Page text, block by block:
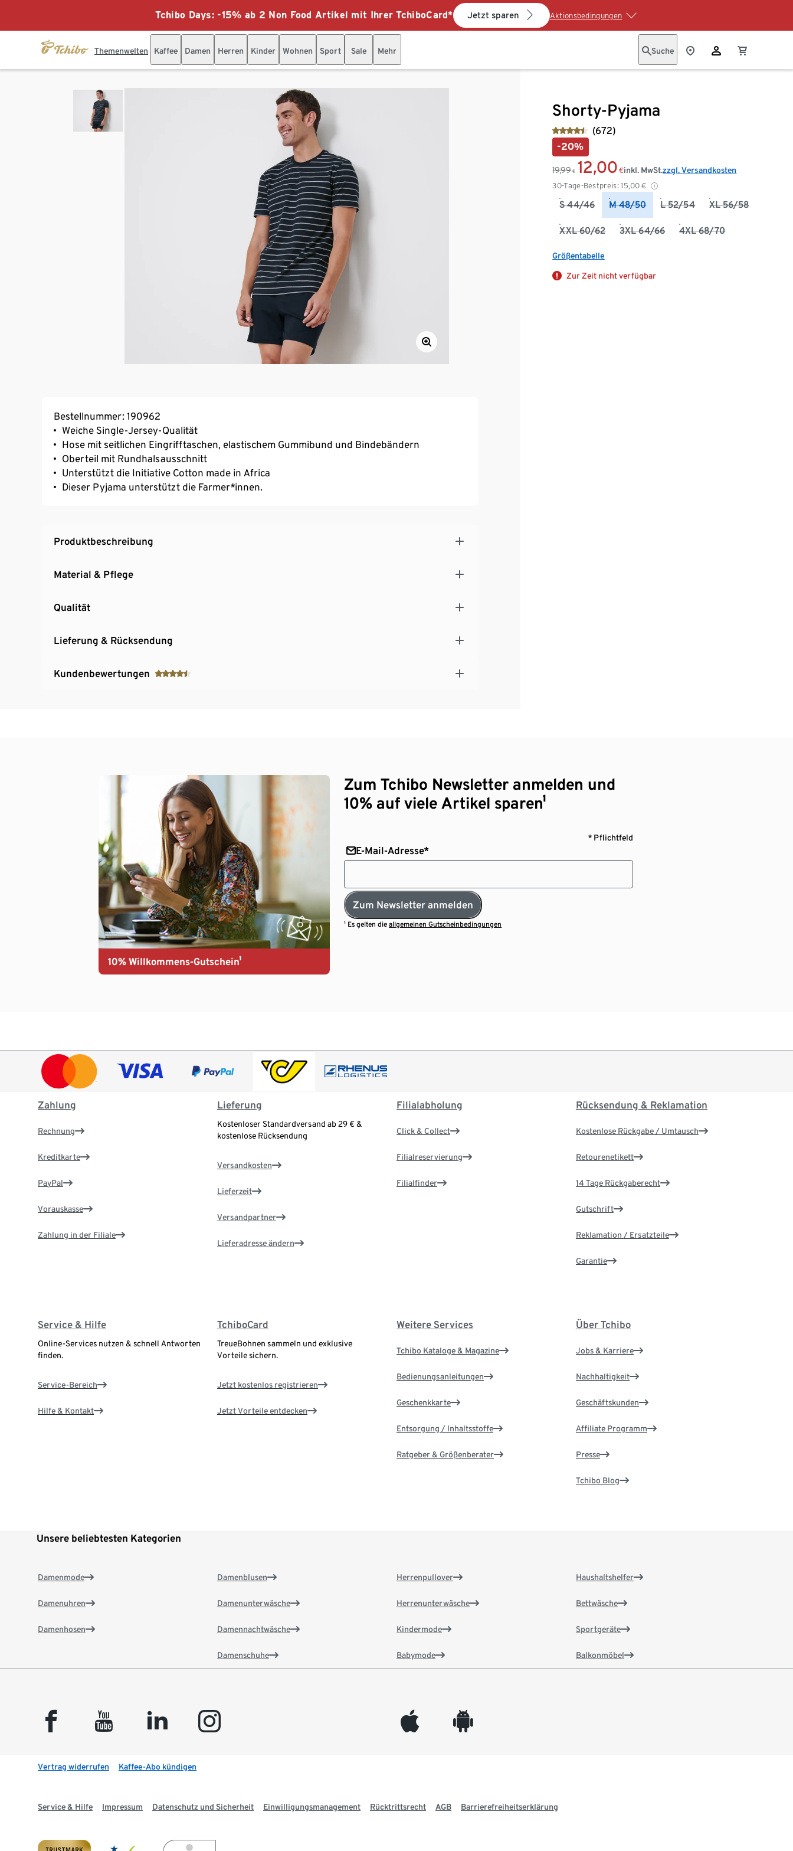
Tchibo Days: -15% ab 2 Non Food Artikel mit Ihrer TchiboCard* Jetzt sparen Aktionsbedingungen
Themenwelten Kaffee Damen Herren Kinder Wohnen Sport Sale Mehr Suche
Shorty-Pyjama
(672)
-20%
19,99 € 12,00 €
30-Tage-Bestpreis: 15,00 €
inkl. MwSt.zzgl. Versandkosten
S 44/46 M 48/50 L 52/54 XL 56/58
XXL 60/62 3XL 64/66 4XL 68/70
Größentabelle
Zur Zeit nicht verfügbar
Bestellnummer: 190962
Weiche Single-Jersey-Qualität
Hose mit seitlichen Eingrifftaschen, elastischem Gummibund und Bindebändern
Oberteil mit Rundhalsausschnitt
Unterstützt die Initiative Cotton made in Africa
Dieser Pyjama unterstützt die Farmer*innen.
Produktbeschreibung
Material & Pflege
Qualität
Lieferung & Rücksendung
Kundenbewertungen
10% Willkommens-Gutschein¹
Zum Tchibo Newsletter anmelden und
10% auf viele Artikel sparen¹
* Pflichtfeld
E-Mail-Adresse*
Zum Newsletter anmelden
¹ Es gelten dieallgemeinen Gutscheinbedingungen
Zahlung
Rechnung
Kreditkarte
PayPal
Vorauskasse
Zahlung in der Filiale
Lieferung
Kostenloser Standardversand ab 29 € &
kostenlose Rücksendung
Versandkosten
Lieferzeit
Versandpartner
Lieferadresse ändern
Filialabholung
Click & Collect
Filialreservierung
Filialfinder
Rücksendung & Reklamation
Kostenlose Rückgabe / Umtausch
Retourenetikett
14 Tage Rückgaberecht
Gutschrift
Reklamation / Ersatzteile
Garantie
Service & Hilfe
Online-Services nutzen & schnell Antworten
finden.
Service-Bereich
Hilfe & Kontakt
TchiboCard
TreueBohnen sammeln und exklusive
Vorteile sichern.
Jetzt kostenlos registrieren
Jetzt Vorteile entdecken
Weitere Services
Tchibo Kataloge & Magazine
Bedienungsanleitungen
Geschenkkarte
Entsorgung / Inhaltsstoffe
Ratgeber & Größenberater
Über Tchibo
Jobs & Karriere
Nachhaltigkeit
Geschäftskunden
Affiliate Programm
Presse
Tchibo Blog
Unsere beliebtesten Kategorien
Damenmode
Damenuhren
Damenhosen
Damenblusen
Damenunterwäsche
Damennachtwäsche
Damenschuhe
Herrenpullover
Herrenunterwäsche
Kindermode
Babymode
Haushaltshelfer
Bettwäsche
Sportgeräte
Balkonmöbel
facebook youtube linkedin instagram appleinc android
Vertrag widerrufen Kaffee-Abo kündigen
Service & Hilfe Impressum Datenschutz und Sicherheit Einwilligungsmanagement Rücktrittsrecht AGB Barrierefreiheitserklärung